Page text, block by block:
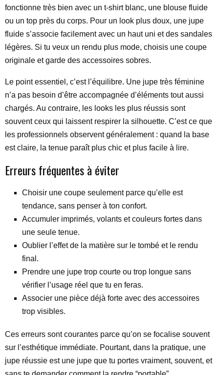
fonctionne très bien avec un t-shirt blanc, une blouse fluide
ou un top près du corps. Pour un look plus doux, une jupe
fluide s’associe facilement avec un haut uni et des sandales
légères. Si tu veux un rendu plus mode, choisis une coupe
originale et garde des accessoires sobres.
Le point essentiel, c’est l’équilibre. Une jupe très féminine
n’a pas besoin d’être accompagnée d’éléments tout aussi
chargés. Au contraire, les looks les plus réussis sont
souvent ceux qui laissent respirer la silhouette. C’est ce que
les professionnels observent généralement : quand la base
est claire, la tenue paraît plus chic et plus facile à lire.
Erreurs fréquentes à éviter
Choisir une coupe seulement parce qu’elle est
tendance, sans penser à ton confort.
Accumuler imprimés, volants et couleurs fortes dans
une seule tenue.
Oublier l’effet de la matière sur le tombé et le rendu
final.
Prendre une jupe trop courte ou trop longue sans
vérifier l’usage réel que tu en feras.
Associer une pièce déjà forte avec des accessoires
trop visibles.
Ces erreurs sont courantes parce qu’on se focalise souvent
sur l’esthétique immédiate. Pourtant, dans la pratique, une
jupe réussie est une jupe que tu portes vraiment, souvent, et